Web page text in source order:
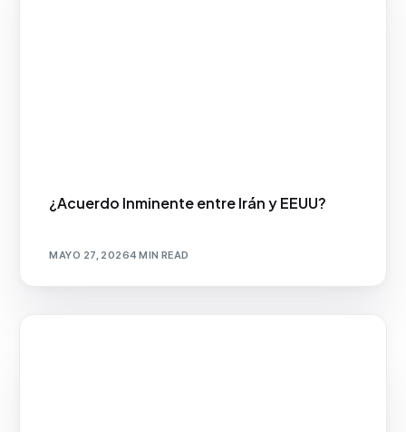
¿Acuerdo Inminente entre Irán y EEUU?
MAYO 27, 20264 MIN READ